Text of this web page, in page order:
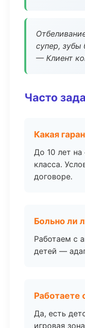
супер, зубы
— Клиент
Часто
Какая
До 10 лет
класса.
договоре.
Больно ли
Работаем с
детей —
Работаете
Да, есть
игровая